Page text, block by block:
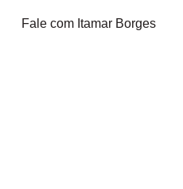
Fale com Itamar Borges